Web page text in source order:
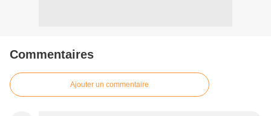
Commentaires
Ajouter un commentaire